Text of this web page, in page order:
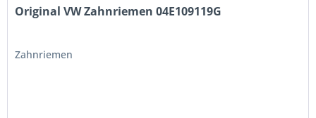
Original VW Zahnriemen 04E109119G
Zahnriemen